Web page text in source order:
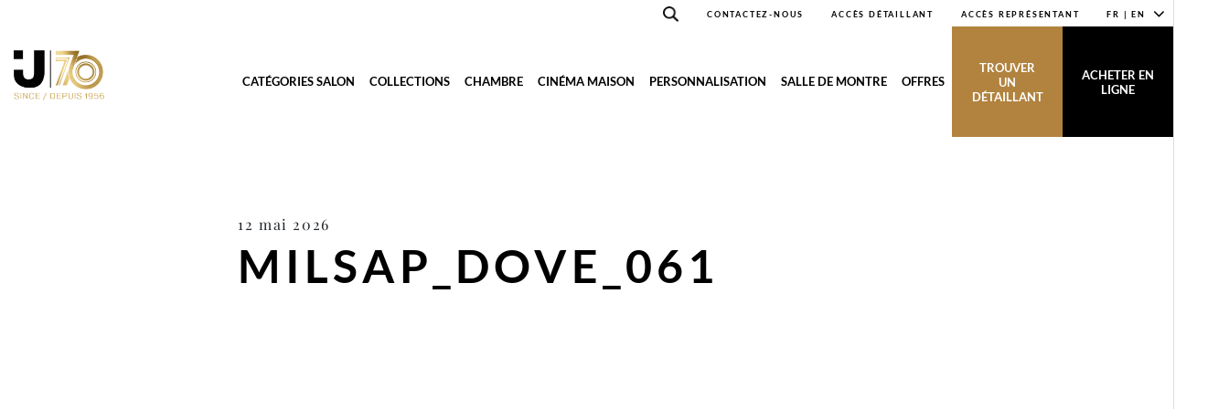
CONTACTEZ-NOUS ACCÈS DÉTAILLANT ACCÈS REPRÉSENTANT FR | EN
CATÉGORIES SALON COLLECTIONS CHAMBRE CINÉMA MAISON PERSONNALISATION SALLE DE MONTRE OFFRES
TROUVER
UN
DÉTAILLANT
ACHETER EN
LIGNE
12 mai 2026
MILSAP_DOVE_061